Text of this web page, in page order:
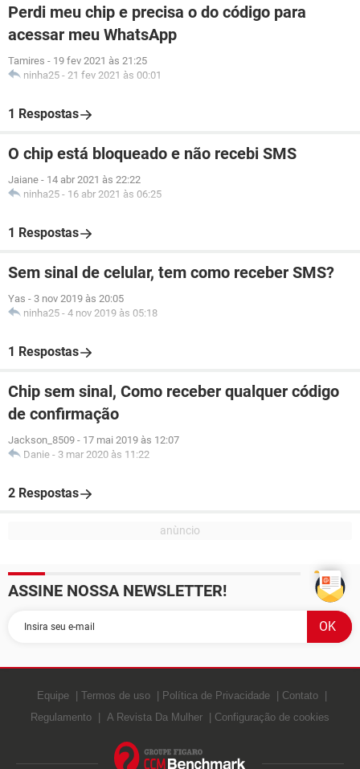
Perdi meu chip e precisa o do código para
acessar meu WhatsApp
Tamires - 19 fev 2021 às 21:25
ninha25 - 21 fev 2021 às 00:01
1 Respostas
O chip está bloqueado e não recebi SMS
Jaiane - 14 abr 2021 às 22:22
ninha25 - 16 abr 2021 às 06:25
1 Respostas
Sem sinal de celular, tem como receber SMS?
Yas - 3 nov 2019 às 20:05
ninha25 - 4 nov 2019 às 05:18
1 Respostas
Chip sem sinal, Como receber qualquer código
de confirmação
Jackson_8509 - 17 mai 2019 às 12:07
Danie - 3 mar 2020 às 11:22
2 Respostas
ASSINE NOSSA NEWSLETTER!
Equipe Termos de uso Política de Privacidade
Contato
Regulamento
A Revista Da Mulher Configuração de cookies